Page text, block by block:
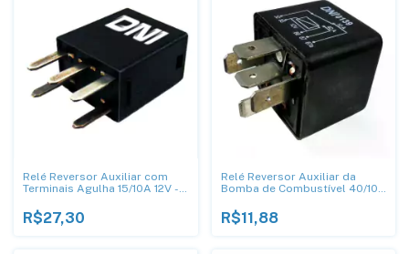
Relé Reversor Auxiliar com
Terminais Agulha 15/10A 12V -
R$27,30
Relé Reversor Auxiliar da
Bomba de Combustível 40/10A
R$11,88